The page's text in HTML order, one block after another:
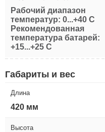
Рабочий диапазон
температур: 0...+40 С
Рекомендованная
температура батарей:
+15...+25 С
Габариты и вес
Длина
420 мм
Высота